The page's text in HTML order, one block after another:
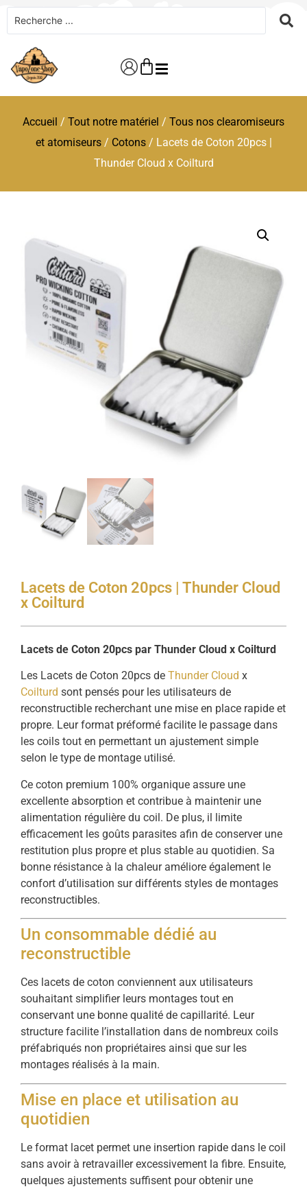
Accueil / Tout notre matériel / Tous nos clearomiseurs
et atomiseurs/ Cotons/ Lacets de Coton 20pcs |
Thunder Cloud x Coilturd
Lacets de Coton 20pcs | Thunder Cloud
x Coilturd
Lacets de Coton 20pcs par Thunder Cloud x Coilturd
Les Lacets de Coton 20pcs de Thunder Cloud x
Coilturd sont pensés pour les utilisateurs de
reconstructible recherchant une mise en place rapide et
propre. Leur format préformé facilite le passage dans
les coils tout en permettant un ajustement simple
selon le type de montage utilisé.
Ce coton premium 100% organique assure une
excellente absorption et contribue à maintenir une
alimentation régulière du coil. De plus, il limite
efficacement les goûts parasites afin de conserver une
restitution plus propre et plus stable au quotidien. Sa
bonne résistance à la chaleur améliore également le
confort d’utilisation sur différents styles de montages
reconstructibles.
Un consommable dédié au
reconstructible
Ces lacets de coton conviennent aux utilisateurs
souhaitant simplifier leurs montages tout en
conservant une bonne qualité de capillarité. Leur
structure facilite l’installation dans de nombreux coils
préfabriqués non propriétaires ainsi que sur les
montages réalisés à la main.
Mise en place et utilisation au
quotidien
Le format lacet permet une insertion rapide dans le coil
sans avoir à retravailler excessivement la fibre. Ensuite,
quelques ajustements suffisent pour obtenir une